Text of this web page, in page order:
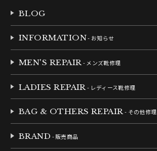
BLOG
INFORMATION- お知らせ
MEN'S REPAIR- メンズ靴修理
LADIES REPAIR - レディース靴修理
BAG & OTHERS REPAIR- その他修理
BRAND - 販売商品